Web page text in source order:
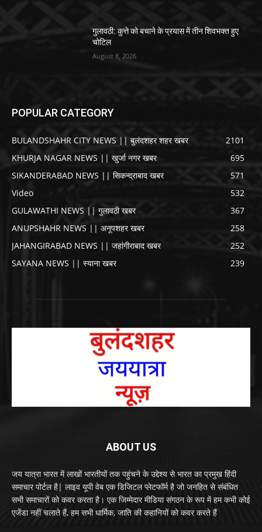
गुलावठी: कुत्ते को बचाने के प्रयास में तीन शिवभक्त हुए
चोटिल
August 8, 2026
POPULAR CATEGORY
BULANDSHAHR CITY NEWS || बुलंदशहर शहर खबर
2101
KHURJA NAGAR NEWS || खुर्जा नगर खबर
695
SIKANDERABAD NEWS || सिकन्द्राबाद खबर
571
Video
532
GULAWATHI NEWS || गुलावठी खबर
367
ANUPSHAHR NEWS || अनूपशहर खबर
258
JAHANGIRABAD NEWS || जहांगीराबाद खबर
252
SAYANA NEWS || स्याना खबर
239
ABOUT US
जय यात्रा भारत में लाखों भारतीयों तक पहुंचने के उद्देश्य से भारत का प्रमुख हिंदी
समाचार पोर्टल है| लाइव यूपी वेब एक डिजिटल प्लेटफॉर्म है जो जनहित से संबंधित
सभी समाचारों को कवर करता है। एक जिम्मेदार मीडिया संगठन के रूप में हम कभी कोई
एजेंडा नहीं चलाते हैं, हम सभी धार्मिक, जाति की कहानियों को कवर करते हैं